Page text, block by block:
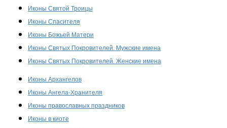
Иконы Святой Троицы
Иконы Спасителя
Иконы Божьей Матери
Иконы Святых Покровителей. Мужские имена
Иконы Святых Покровителей. Женские имена
Иконы Архангелов
Иконы Ангела-Хранителя
Иконы православных праздников
Иконы в киоте